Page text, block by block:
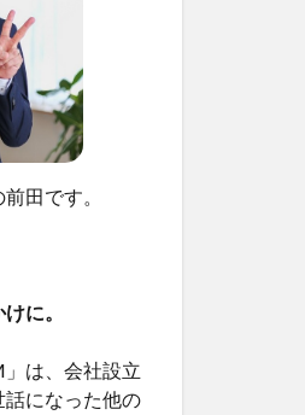
田です。
に。
は、会社設立
になった他の